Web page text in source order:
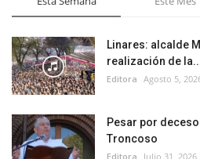
Linares: alcalde
realización de
Editora Agosto 5,
Pesar por
Troncoso
Editora Julio 31, 2026